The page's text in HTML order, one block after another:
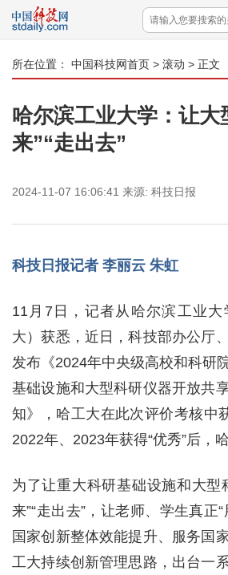
所在位置： 中国科技网首页 > 滚动 > 正文
哈尔滨工业大学：让大
来”“走出去”
2024-11-07 16:06:41 来源: 科技日报
科技日报记者 李丽云 朱虹
11月7日，记者从哈尔滨工业
大）获悉，近日，科技部办公厅
发布《2024年中央级高校和科研
基础设施和大型科研仪器开放共
知》，哈工大在此次评价考核中
2022年、2023年获得“优秀”后，
为了让重大科研基础设施和大型
来”“走出去”，让老师、学生真正
国家创新整体效能提升、服务国
工大持续创新管理思路，出台一